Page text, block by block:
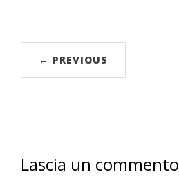
← PREVIOUS
Lascia un commento